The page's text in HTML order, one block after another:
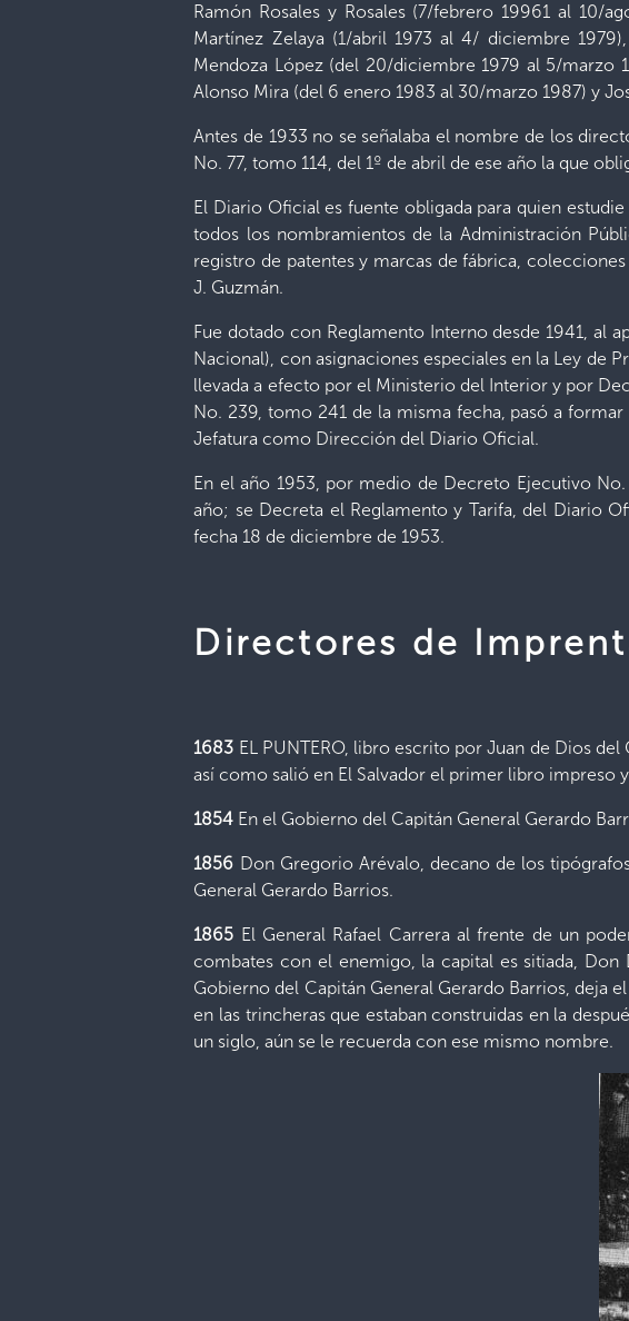
Ramón Rosales y Rosales (7/febrero 19961 al 10/
Martínez Zelaya (1/abril 1973 al 4/ diciembre
Mendoza López (del 20/diciembre 1979 al 5/marzo
Alonso Mira (del 6 enero 1983 al 30/marzo 1987) y
Antes de 1933 no se señalaba el nombre de los
No. 77, tomo 114, del 1º de abril de ese año la que
El Diario Oficial es fuente obligada para quien
todos los nombramientos de la Administración
registro de patentes y marcas de fábrica,
J. Guzmán.
Fue dotado con Reglamento Interno desde 1941, al
Nacional), con asignaciones especiales en la Ley de
llevada a efecto por el Ministerio del Interior y por
No. 239, tomo 241 de la misma fecha, pasó a
Jefatura como Dirección del Diario Oficial.
En el año 1953, por medio de Decreto Ejecutivo
año; se Decreta el Reglamento y Tarifa, del Diario
fecha 18 de diciembre de 1953.
Directores de
1683 EL PUNTERO, libro escrito por Juan de Dios
así como salió en El Salvador el primer libro impreso
1854 En el Gobierno del Capitán General Gerardo
1856 Don Gregorio Arévalo, decano de los
General Gerardo Barrios.
1865 El General Rafael Carrera al frente de un
combates con el enemigo, la capital es sitiada,
Gobierno del Capitán General Gerardo Barrios, deja
en las trincheras que estaban construidas en la
un siglo, aún se le recuerda con ese mismo nombre.